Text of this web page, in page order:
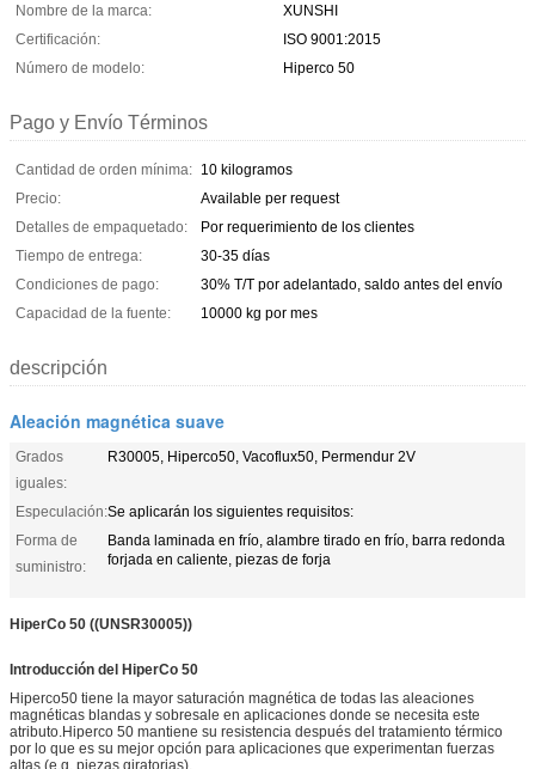
Nombre de la marca:
XUNSHI
Certificación:
ISO 9001:2015
Número de modelo:
Hiperco 50
Pago y Envío Términos
Cantidad de orden mínima: 10 kilogramos
Precio:
Available per request
Detalles de empaquetado:
Por requerimiento de los clientes
Tiempo de entrega:
30-35 días
Condiciones de pago:
30% T/T por adelantado, saldo antes del envío
Capacidad de la fuente:
10000 kg por mes
descripción
Aleación magnética suave
Grados
iguales:
R30005, Hiperco50, Vacoflux50, Permendur 2V
Especulación:Se aplicarán los siguientes requisitos:
Forma de
suministro:
Banda laminada en frío, alambre tirado en frío, barra redonda
forjada en caliente, piezas de forja
HiperCo 50 ((UNSR30005))
Introducción del HiperCo 50
Hiperco50 tiene la mayor saturación magnética de todas las aleaciones
magnéticas blandas y sobresale en aplicaciones donde se necesita este
atributo.Hiperco 50 mantiene su resistencia después del tratamiento térmico
por lo que es su mejor opción para aplicaciones que experimentan fuerzas
altas (e.g. piezas giratorias).